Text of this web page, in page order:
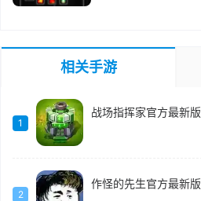
相关手游
1
战场指挥家官方最新版
2
作怪的先生官方最新版